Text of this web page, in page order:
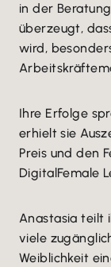
in der
überzeugt,
wird,
Ihre Erfolge
erhielt sie
Preis und den
DigitalFemale
Anastasia teilt
viele
Weiblichkeit